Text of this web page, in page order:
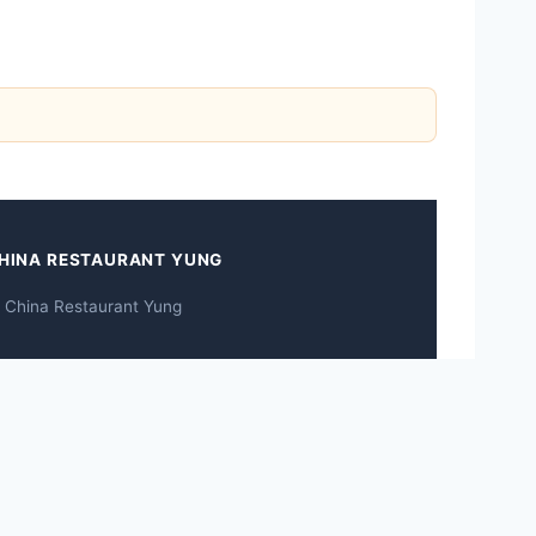
RESTAURANT YUNG
Restaurant Yung